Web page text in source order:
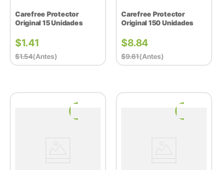
Carefree Protector
Original 15 Unidades
$1.41
$1.54(antes)
Carefree Protector
Original 150 Unidades
$8.84
$9.61(antes)